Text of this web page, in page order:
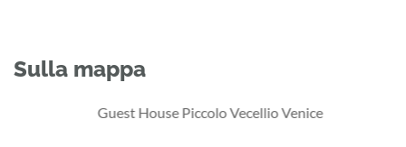
Sulla mappa